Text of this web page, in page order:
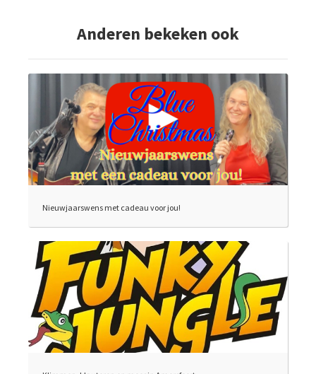
Anderen bekeken ook
Nieuwjaarswens met cadeau voor jou!